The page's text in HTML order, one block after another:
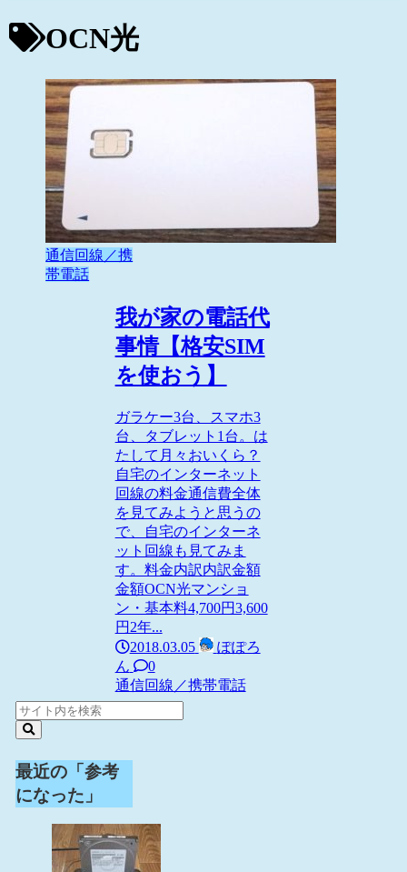
OCN光
通信回線／携
帯電話
我が家の電話代
事情【格安SIM
を使おう】
ガラケー3台、スマホ3
台、タブレット1台。は
たして月々おいくら？
自宅のインターネット
回線の料金通信費全体
を見てみようと思うの
で、自宅のインターネ
ット回線も見てみま
す。料金内訳内訳金額
金額OCN光マンショ
ン・基本料4,700円3,600
円2年...
2018.03.05
ぽぽろ
ん
0
通信回線／携帯電話
最近の「参考
になった」